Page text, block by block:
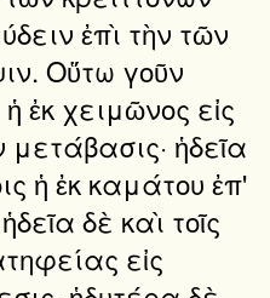
ἐπὶ τὴν τῶν
Οὕτω γοῦν
ἐκ χειμῶνος εἰς
ἡδεῖα
ἡ ἐκ καμάτου ἐπ'
δὲ καὶ τοῖς
εἰς